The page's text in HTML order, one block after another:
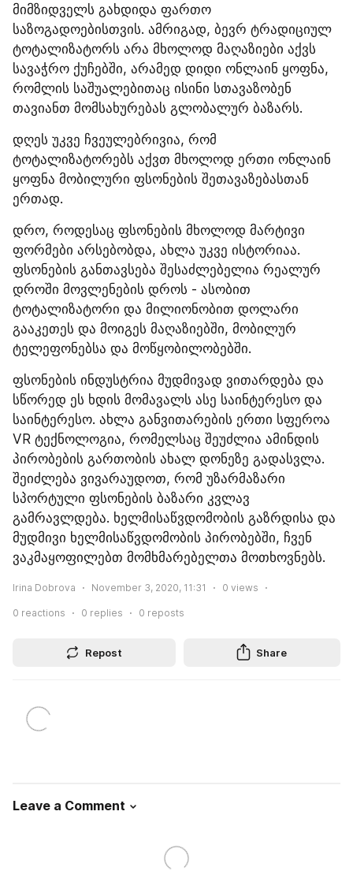
მიმზიდველს გახდიდა ფართო
საზოგადოებისთვის. ამრიგად, ბევრ ტრადიციულ
ტოტალიზატორს არა მხოლოდ მაღაზიები აქვს
სავაჭრო ქუჩებში, არამედ დიდი ონლაინ ყოფნა,
რომლის საშუალებითაც ისინი სთავაზობენ
თავიანთ მომსახურებას გლობალურ ბაზარს.
დღეს უკვე ჩვეულებრივია, რომ
ტოტალიზატორებს აქვთ მხოლოდ ერთი ონლაინ
ყოფნა მობილური ფსონების შეთავაზებასთან
ერთად.
დრო, როდესაც ფსონების მხოლოდ მარტივი
ფორმები არსებობდა, ახლა უკვე ისტორიაა.
ფსონების განთავსება შესაძლებელია რეალურ
დროში მოვლენების დროს - ასობით
ტოტალიზატორი და მილიონობით დოლარი
გააკეთეს და მოიგეს მაღაზიებში, მობილურ
ტელეფონებსა და მოწყობილობებში.
ფსონების ინდუსტრია მუდმივად ვითარდება და
სწორედ ეს ხდის მომავალს ასე საინტერესო და
საინტერესო. ახლა განვითარების ერთი სფეროა
VR ტექნოლოგია, რომელსაც შეუძლია ამინდის
პირობების გართობის ახალ დონეზე გადასვლა.
შეიძლება ვივარაუდოთ, რომ უზარმაზარი
სპორტული ფსონების ბაზარი კვლავ
გამრავლდება. ხელმისაწვდომობის გაზრდისა და
მუდმივი ხელმისაწვდომობის პირობებში, ჩვენ
ვაკმაყოფილებთ მომხმარებელთა მოთხოვნებს.
Irina Dobrova November 3, 2020, 11:31 0 views
0 reactions 0 replies 0 reposts
Repost Share
Leave a Comment